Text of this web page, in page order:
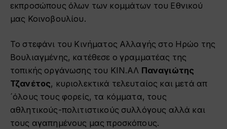
εκπροσώπους όλων των κομμάτων του Εθνικού
μας Κοινοβουλίου.
Το στεφάνι του Κινήματος Αλλαγής στο Ηρώο της
Βουλιαγμένης, κατέθεσε ο γραμματέας της
τοπικής οργάνωσης του ΚΙΝ.ΑΛ Παναγιώτης
Τζανέτος, κυριολεκτικά τελευταίος και μετά απ
´όλους τους φορείς, τα κόμματα, τους
αθλητικούς-πολιτιστικούς συλλόγους αλλά και
τους αγαπημένους μας προσκόπους.